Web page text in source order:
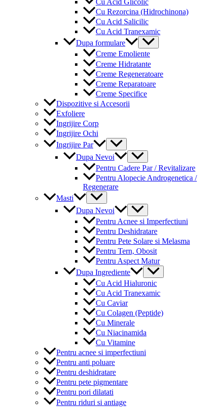
Cu Acid Glicolic
Cu Rezorcina (Hidrochinona)
Cu Acid Salicilic
Cu Acid Tranexamic
Dupa formulare
Menu
Toggle
Creme Emoliente
Creme Hidratante
Creme Regeneratoare
Creme Reparatoare
Creme Specifice
Dispozitive si Accesorii
Exfoliere
Ingrijire Corp
Ingrijire Ochi
Ingrijire Par
Menu
Toggle
Dupa Nevoi
Menu
Toggle
Pentru Cadere Par / Revitalizare
Pentru Alopecie Androgenetica /
Regenerare
Masti
Menu
Toggle
Dupa Nevoi
Menu
Toggle
Pentru Acnee si Imperfectiuni
Pentru Deshidratare
Pentru Pete Solare si Melasma
Pentru Tern, Obosit
Pentru Aspect Matur
Dupa Ingrediente
Menu
Toggle
Cu Acid Hialuronic
Cu Acid Tranexamic
Cu Caviar
Cu Colagen (Peptide)
Cu Minerale
Cu Niacinamida
Cu Vitamine
Pentru acnee si imperfectiuni
Pentru anti poluare
Pentru deshidratare
Pentru pete pigmentare
Pentru pori dilatati
Pentru riduri si antiage